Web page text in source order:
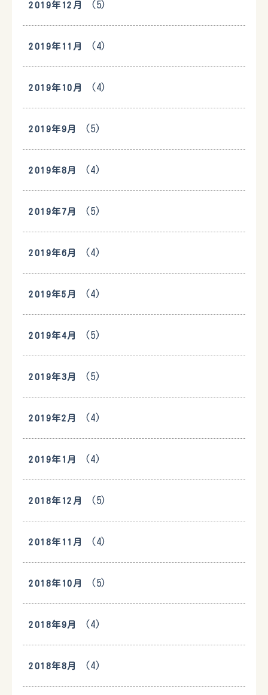
2019年12月 (5)
2019年11月 (4)
2019年10月 (4)
2019年9月 (5)
2019年8月 (4)
2019年7月 (5)
2019年6月 (4)
2019年5月 (4)
2019年4月 (5)
2019年3月 (5)
2019年2月 (4)
2019年1月 (4)
2018年12月 (5)
2018年11月 (4)
2018年10月 (5)
2018年9月 (4)
2018年8月 (4)